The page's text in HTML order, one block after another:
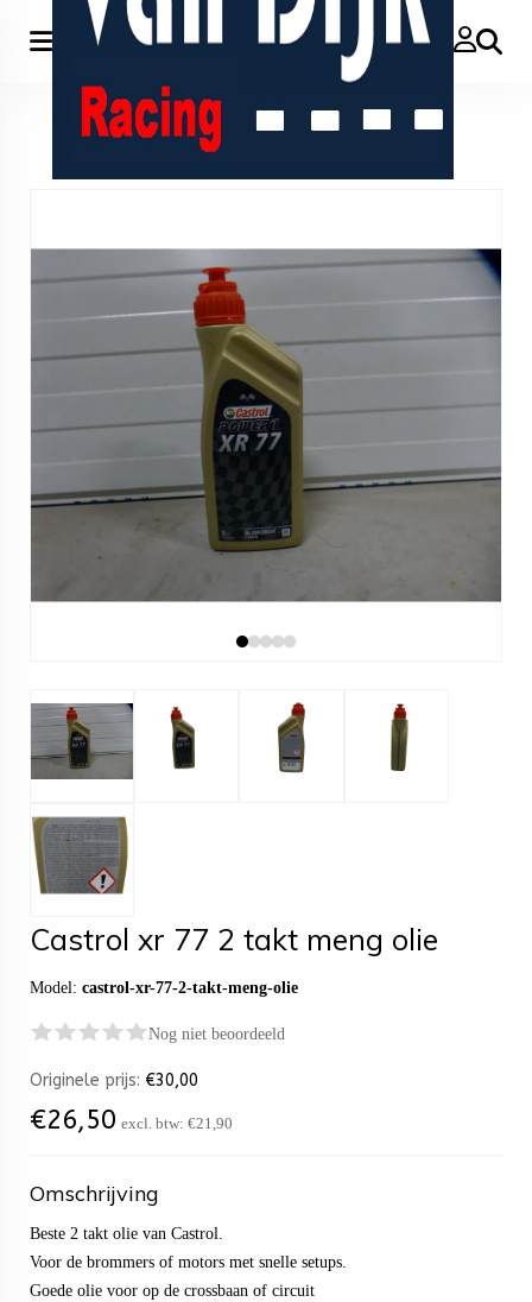
Zoeken
Castrol xr 77 2 takt meng olie
Castrol xr 77 2 takt meng olie
Model: castrol-xr-77-2-takt-meng-olie
Nog niet beoordeeld
Originele prijs: €30,00
€26,50 excl. btw: €21,90
Omschrijving
Beste 2 takt olie van Castrol.
Voor de brommers of motors met snelle setups.
Goede olie voor op de crossbaan of circuit